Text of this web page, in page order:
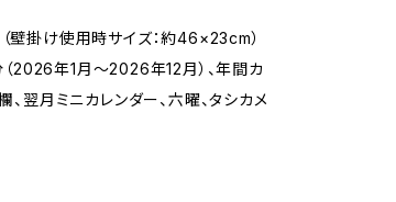
掛け使用時サイズ：約46×23cm）
2026年1月～2026年12月）、年間カ
、翌月ミニカレンダー、六曜、タシカメ